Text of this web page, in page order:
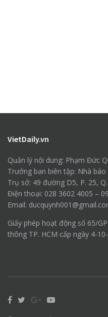
VietDaily.vn
Quản lý nội dung: Phạm Đức
Trưởng ban biên tập: Nhà
Trụ sở: 49 đường D5, P. 25,
Điện thoại: 028 3602 4005 –
Email:
Giấy phép hoạt động số 65/
thông TP. HCM cấp ngày 4-